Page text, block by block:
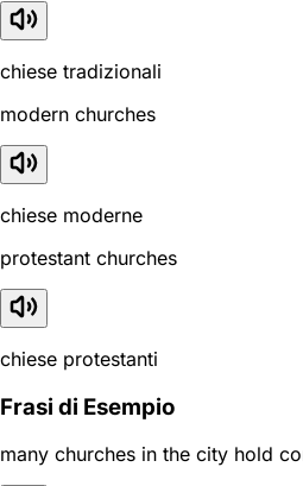
chiese tradizionali
modern churches
chiese moderne
protestant churches
chiese protestanti
Frasi di Esempio
many churches in the city hold